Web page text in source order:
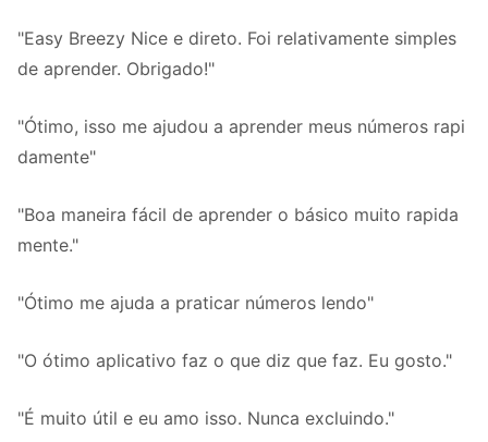
"Easy Breezy Nice e direto. Foi relativamente simples
de aprender. Obrigado!"
"Ótimo, isso me ajudou a aprender meus números rapi
damente"
"Boa maneira fácil de aprender o básico muito rapida
mente."
"Ótimo me ajuda a praticar números lendo"
"O ótimo aplicativo faz o que diz que faz. Eu gosto."
"É muito útil e eu amo isso. Nunca excluindo."